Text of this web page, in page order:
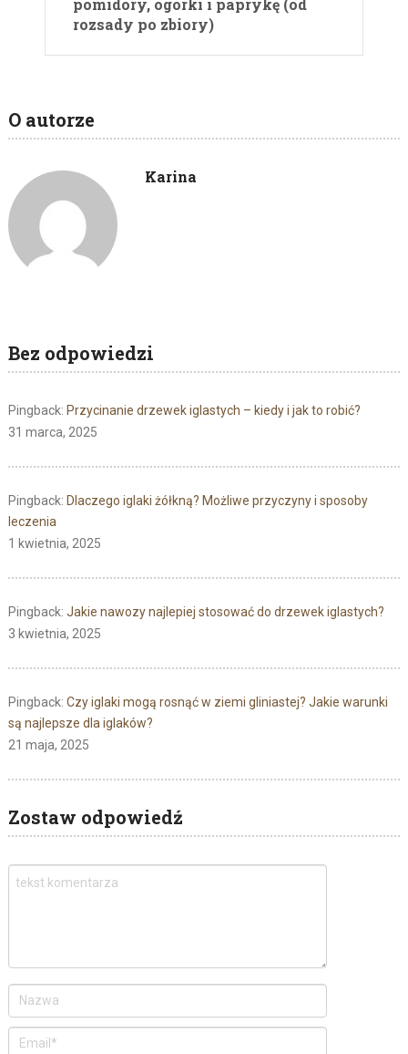
rozsady po zbiory)
O autorze
Karina
Bez odpowiedzi
Pingback: Przycinanie drzewek iglastych – kiedy i jak to robić?
31 marca, 2025
Pingback: Dlaczego iglaki żółkną? Możliwe przyczyny i sposoby
leczenia
1 kwietnia, 2025
Pingback: Jakie nawozy najlepiej stosować do drzewek iglastych?
3 kwietnia, 2025
Pingback: Czy iglaki mogą rosnąć w ziemi gliniastej? Jakie warunki
są najlepsze dla iglaków?
21 maja, 2025
Zostaw odpowiedź